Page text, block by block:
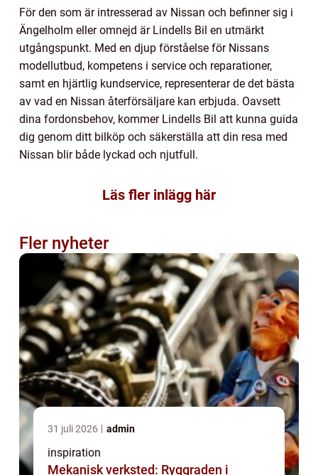
För den som är intresserad av Nissan och befinner sig i
Ängelholm eller omnejd är Lindells Bil en utmärkt
utgångspunkt. Med en djup förståelse för Nissans
modellutbud, kompetens i service och reparationer,
samt en hjärtlig kundservice, representerar de det bästa
av vad en Nissan återförsäljare kan erbjuda. Oavsett
dina fordonsbehov, kommer Lindells Bil att kunna guida
dig genom ditt bilköp och säkerställa att din resa med
Nissan blir både lyckad och njutfull.
Läs fler inlägg här
Fler nyheter
31 juli 2026 admin
inspiration
Mekanisk verksted: Ryggraden i